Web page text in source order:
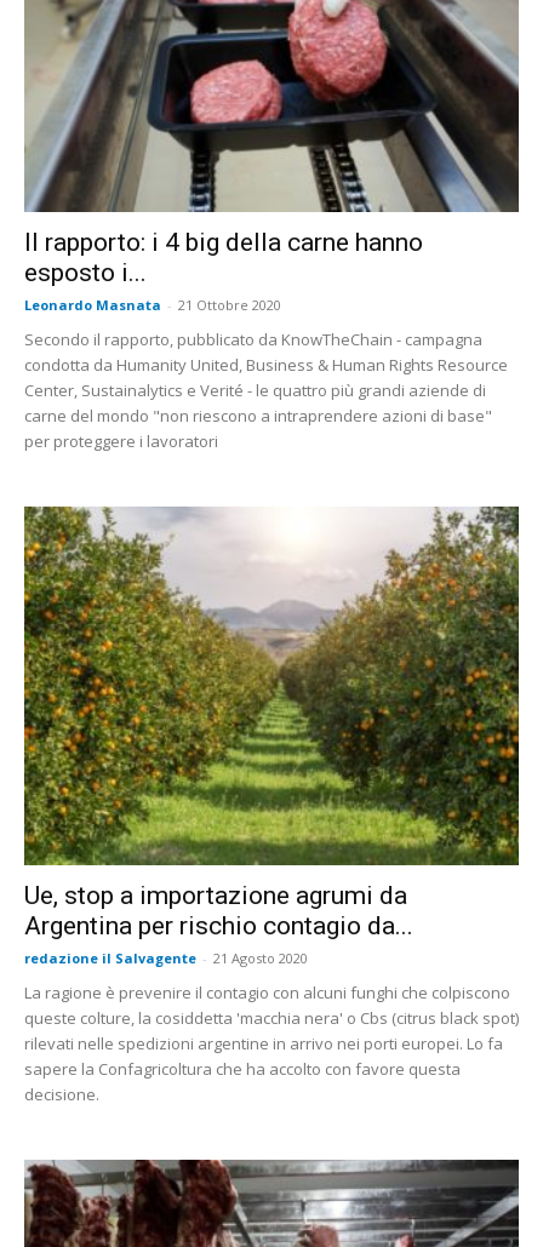
Il rapporto: i 4 big della carne hanno
esposto i...
Leonardo Masnata - 21 Ottobre 2020
Secondo il rapporto, pubblicato da KnowTheChain - campagna
condotta da Humanity United, Business & Human Rights Resource
Center, Sustainalytics e Verité - le quattro più grandi aziende di
carne del mondo "non riescono a intraprendere azioni di base"
per proteggere i lavoratori
Ue, stop a importazione agrumi da
Argentina per rischio contagio da...
redazione il Salvagente - 21 Agosto 2020
La ragione è prevenire il contagio con alcuni funghi che colpiscono
queste colture, la cosiddetta 'macchia nera' o Cbs (citrus black spot)
rilevati nelle spedizioni argentine in arrivo nei porti europei. Lo fa
sapere la Confagricoltura che ha accolto con favore questa
decisione.